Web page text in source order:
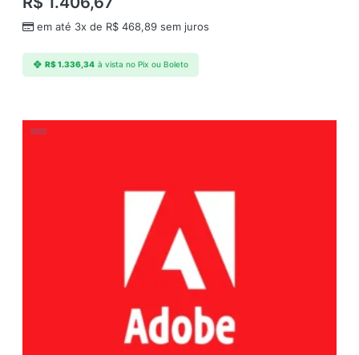
em até 3x de R$ 468,89 sem juros
R$1.336,34 à vista no Pix ou Boleto